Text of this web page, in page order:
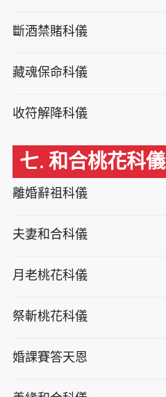
斷酒禁賭科儀
藏魂保命科儀
收符解降科儀
七. 和合桃花科儀
離婚辭祖科儀
夫妻和合科儀
月老桃花科儀
祭斬桃花科儀
婚課賽答天恩